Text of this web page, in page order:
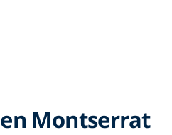
Montserrat